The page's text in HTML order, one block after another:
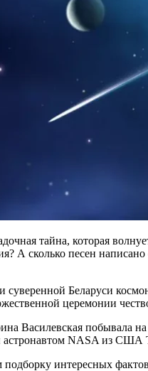
тайна, которая
А сколько песен
суверенной Беларуси
церемонии
Василевская побывала
NASA из США
интересных